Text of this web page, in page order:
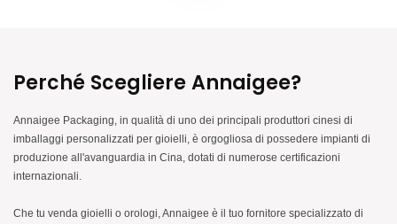
Perché Scegliere Annaigee?
Annaigee Packaging, in qualità di uno dei principali produttori cinesi di
imballaggi personalizzati per gioielli, è orgogliosa di possedere impianti di
produzione all'avanguardia in Cina, dotati di numerose certificazioni
internazionali.
Che tu venda gioielli o orologi, Annaigee è il tuo fornitore specializzato di